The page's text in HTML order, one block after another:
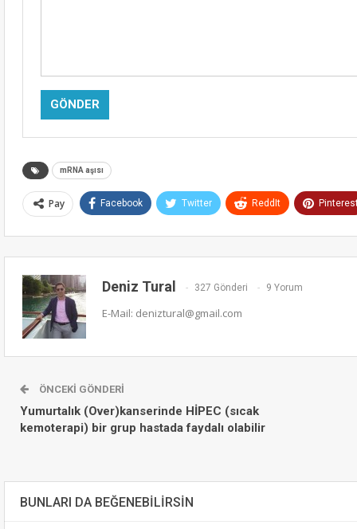
mRNA aşısı
Pay Facebook Twitter ReddIt
Deniz Tural 327 Gönderi 9 Yorum
E-Mail: deniztural@gmail.com
ÖNCEKI GÖNDERI
Yumurtalık (Over)kanserinde HİPEC (sıcak
kemoterapi) bir grup hastada faydalı olabilir
BUNLARI DA BEĞENEBILIRSIN